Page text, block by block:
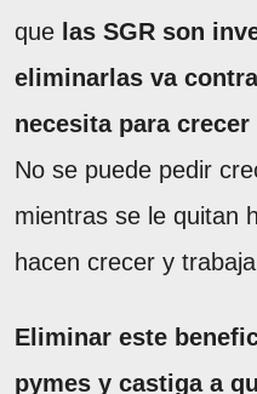
que las SGR son
eliminarlas va
necesita para
No se puede pedir
mientras se le quitan
hacen crecer y
Eliminar este
pymes y castiga a